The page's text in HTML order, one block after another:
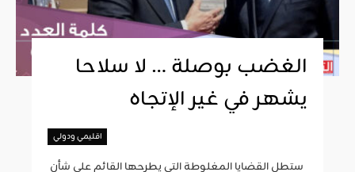
الغضب بوصلة … لا سلاحا
يشهر في غير الإتجاه
اقليمي ودولي